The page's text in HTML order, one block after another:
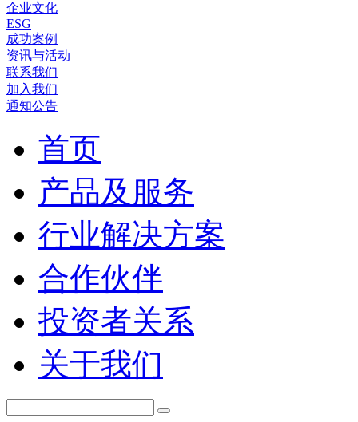
企业文化
ESG
成功案例
资讯与活动
联系我们
加入我们
通知公告
首页
产品及服务
行业解决方案
合作伙伴
投资者关系
关于我们